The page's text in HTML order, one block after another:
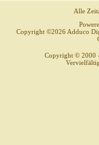
Alle
Copyright ©2026 Adduco
Copyright © 2000